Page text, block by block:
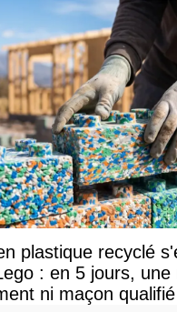
plastique recyclé
: en 5 jours, une
ni maçon qualifié